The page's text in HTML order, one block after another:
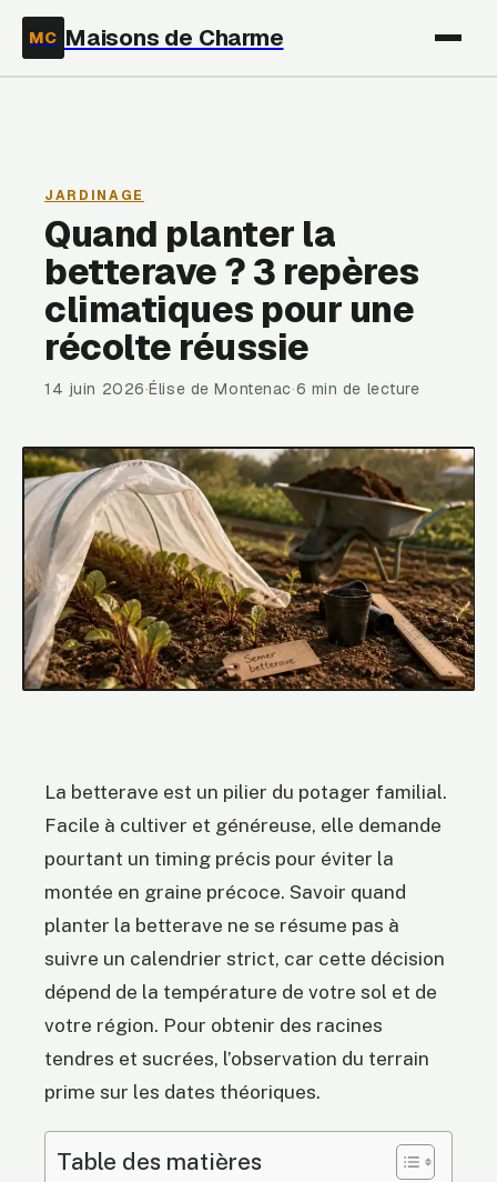
MC Maisons de Charme
JARDINAGE
Quand planter la
betterave ? 3 repères
climatiques pour une
récolte réussie
14 juin 2026·Élise de Montenac·6 min de lecture
La betterave est un pilier du potager familial.
Facile à cultiver et généreuse, elle demande
pourtant un timing précis pour éviter la
montée en graine précoce. Savoir quand
planter la betterave ne se résume pas à
suivre un calendrier strict, car cette décision
dépend de la température de votre sol et de
votre région. Pour obtenir des racines
tendres et sucrées, l’observation du terrain
prime sur les dates théoriques.
Table des matières